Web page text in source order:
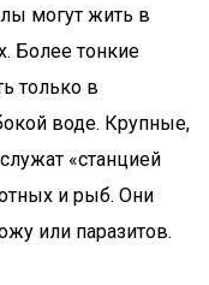
могут жить в
Более тонкие
только в
воде. Крупные,
«станцией
и рыб. Они
или паразитов.